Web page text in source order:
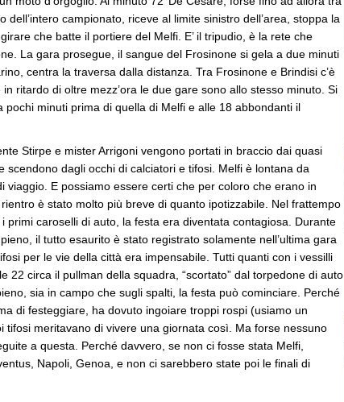
dell’intero campionato, riceve al limite sinistro dell’area, stoppa la
che batte il portiere del Melfi. E’ il tripudio, è la rete che
La gara prosegue, il sangue del Frosinone si gela a due minuti
centra la traversa dalla distanza. Tra Frosinone e Brindisi c’è
ritardo di oltre mezz’ora le due gare sono allo stesso minuto. Si
minuti prima di quella di Melfi e alle 18 abbondanti il
Stirpe e mister Arrigoni vengono portati in braccio dai quasi
scendono dagli occhi di calciatori e tifosi. Melfi è lontana da
viaggio. E possiamo essere certi che per coloro che erano in
è stato molto più breve di quanto ipotizzabile. Nel frattempo
primi caroselli di auto, la festa era diventata contagiosa. Durante
il tutto esaurito è stato registrato solamente nell’ultima gara
per le vie della città era impensabile. Tutti quanti con i vessilli
22 circa il pullman della squadra, “scortato” dal torpedone di auto
sia in campo che sugli spalti, la festa può cominciare. Perché
di festeggiare, ha dovuto ingoiare troppi rospi (usiamo un
meritavano di vivere una giornata così. Ma forse nessuno
a questa. Perché davvero, se non ci fosse stata Melfi,
Napoli, Genoa, e non ci sarebbero state poi le finali di